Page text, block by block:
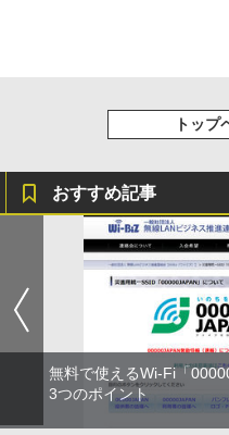
トップ
おすすめ記事
無料で使えるWi-Fi「
3つのポイント